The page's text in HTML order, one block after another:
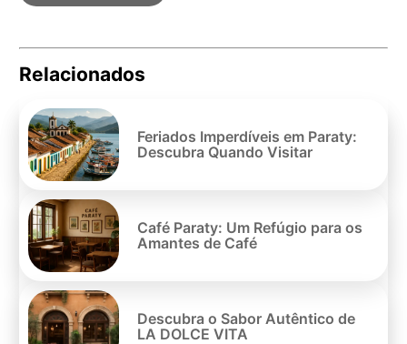
Relacionados
Feriados Imperdíveis em Paraty:
Descubra Quando Visitar
Café Paraty: Um Refúgio para os
Amantes de Café
Descubra o Sabor Autêntico de
LA DOLCE VITA